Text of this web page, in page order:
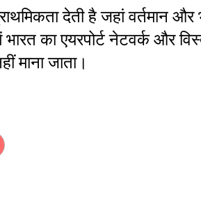
देती है जहां वर्तमान और
का एयरपोर्ट नेटवर्क और
माना जाता।